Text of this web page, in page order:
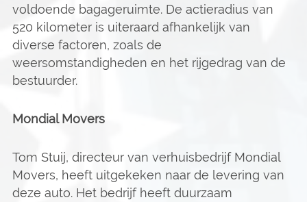
voldoende bagageruimte. De actieradius van
520 kilometer is uiteraard afhankelijk van
diverse factoren, zoals de
weersomstandigheden en het rijgedrag van de
bestuurder.
Mondial Movers
Tom Stuij, directeur van verhuisbedrijf Mondial
Movers, heeft uitgekeken naar de levering van
deze auto. Het bedrijf heeft duurzaam